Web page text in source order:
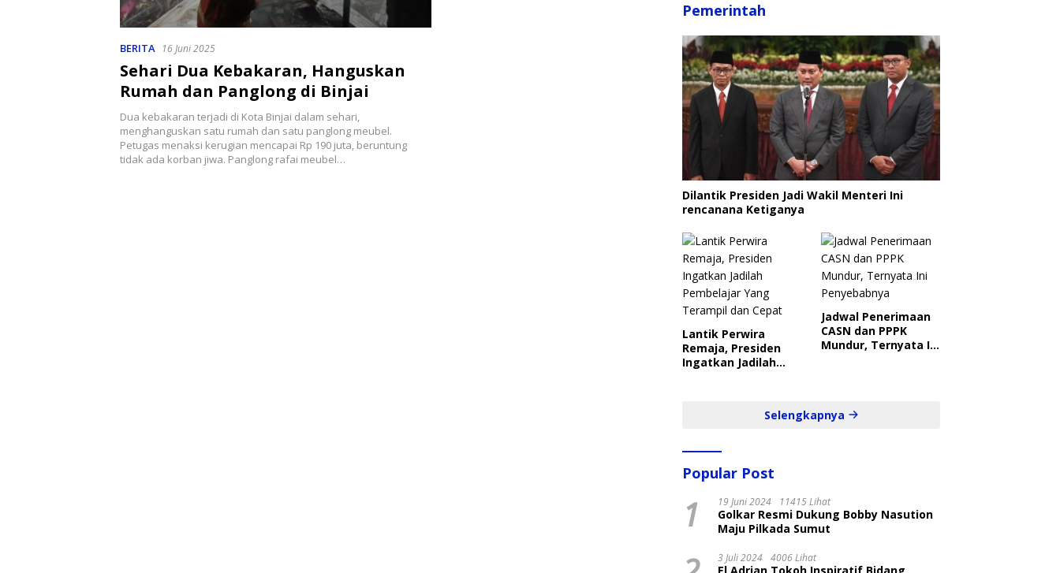
BERITA 16 Juni 2025
Sehari Dua Kebakaran, Hanguskan
Rumah dan Panglong di Binjai
Dua kebakaran terjadi di Kota Binjai dalam sehari,
menghanguskan satu rumah dan satu panglong meubel.
Petugas menaksi kerugian mencapai Rp 190 juta, beruntung
tidak ada korban jiwa. Panglong rafai meubel…
Pemerintah
Dilantik Presiden Jadi Wakil Menteri Ini
rencanana Ketiganya
Lantik Perwira
Remaja, Presiden
Ingatkan Jadilah
Jadwal Penerimaan
CASN dan PPPK
Mundur, Ternyata Ini
Selengkapnya
Popular Post
1 19 Juni 2024 11415 Lihat
Golkar Resmi Dukung Bobby Nasution
Maju Pilkada Sumut
3 Juli 2024 4006 Lihat